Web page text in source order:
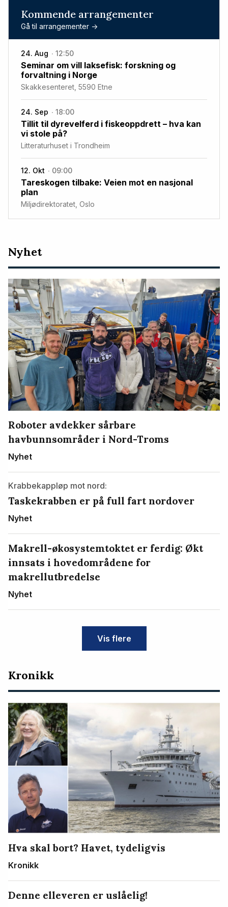
Kommende arrangementer
Gå til arrangementer ->
24. Aug 12:50
Seminar om vill laksefisk: forskning og
forvaltning i Norge
Skakkesenteret, 5590 Etne
24. Sep 18:00
Tillit til dyrevelferd i fiskeoppdrett – hva kan
vi stole på?
Litteraturhuset i Trondheim
12. Okt 09:00
Tareskogen tilbake: Veien mot en nasjonal
plan
Miljødirektoratet, Oslo
Nyeste
artikler
Nyhet
Roboter avdekker sårbare
havbunnsområder i Nord-Troms
Nyhet
Krabbekappløp mot nord:
Taskekrabben er på full fart nordover
Nyhet
Makrell-økosystemtoktet er ferdig: Økt
innsats i hovedområdene for
makrellutbredelse
Nyhet
Vis flere
Kronikk
Hva skal bort? Havet, tydeligvis
Kronikk
Denne elleveren er uslåelig!